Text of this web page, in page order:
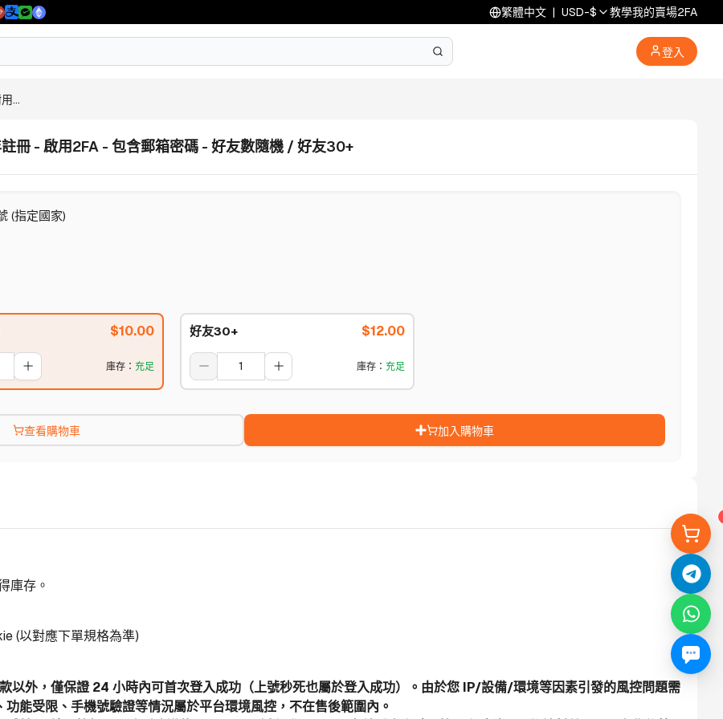
繁體中文 | USD-$ 教學我的賣場2FA
登入
...
- 啟用2FA - 包含郵箱密碼 - 好友數隨機 / 好友30+
(指定國家)
$10.00
庫存 ： 充足
好友30+ $12.00
庫存 ： 充足
查看購物車 加入購物車
庫存。
(以對應下單規格為準)
外，僅保證 24 小時內可首次登入成功（上號秒死也屬於登入成功）。由於您 IP/設備/環境等因素引發的風控問題需
能受限、手機號驗證等情況屬於平台環境風控，不在售後範圍內。